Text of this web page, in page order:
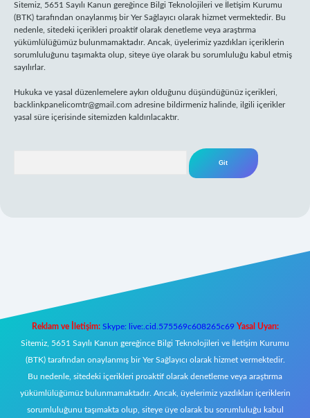
Sitemiz, 5651 Sayılı Kanun gereğince Bilgi Teknolojileri ve İletişim Kurumu
(BTK) tarafından onaylanmış bir Yer Sağlayıcı olarak hizmet vermektedir. Bu
nedenle, sitedeki içerikleri proaktif olarak denetleme veya araştırma
yükümlülüğümüz bulunmamaktadır. Ancak, üyelerimiz yazdıkları içeriklerin
sorumluluğunu taşımakta olup, siteye üye olarak bu sorumluluğu kabul etmiş
sayılırlar.
Hukuka ve yasal düzenlemelere aykırı olduğunu düşündüğünüz içerikleri,
backlinkpanelicomtr@gmail.com adresine bildirmeniz halinde, ilgili içerikler
yasal süre içerisinde sitemizden kaldırılacaktır.
Reklam ve İletişim: Skype: live:.cid.575569c608265c69 Yasal Uyarı:
Sitemiz, 5651 Sayılı Kanun gereğince Bilgi Teknolojileri ve İletişim Kurumu
(BTK) tarafından onaylanmış bir Yer Sağlayıcı olarak hizmet vermektedir.
Bu nedenle, sitedeki içerikleri proaktif olarak denetleme veya araştırma
yükümlülüğümüz bulunmamaktadır. Ancak, üyelerimiz yazdıkları içeriklerin
sorumluluğunu taşımakta olup, siteye üye olarak bu sorumluluğu kabul